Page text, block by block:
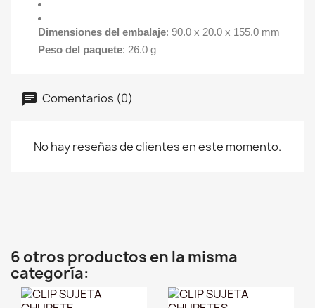
Dimensiones del embalaje: 90.0 x 20.0 x 155.0 mm
Peso del paquete: 26.0 g
Comentarios (0)
No hay reseñas de clientes en este momento.
6 otros productos en la misma
categoría: